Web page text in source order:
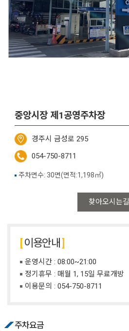
중앙시장 제1공영주차장
경주시 금성로 295
054-750-8711
찾아오시는길
주차면수: 30면(면적:1,198㎡)
이용안내
운영시간 : 08:00~21:00
정기휴무 : 매월 1, 15일 무료개방
이용문의 : 054-750-8711
주차요금